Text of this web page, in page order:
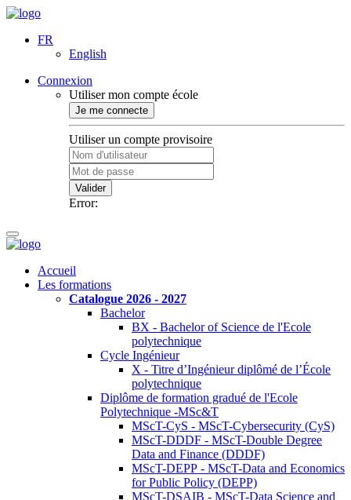
FR
English
Connexion
Utiliser mon compte école
Je me connecte
Utiliser un compte provisoire
Valider
Error:
Accueil
Les formations
Catalogue 2026 - 2027
Bachelor
BX - Bachelor of Science de l'Ecole
polytechnique
Cycle Ingénieur
X - Titre d’Ingénieur diplômé de l’École
polytechnique
Diplôme de formation gradué de l'Ecole
Polytechnique -MSc&T
MScT-CyS - MScT-Cybersecurity (CyS)
MScT-DDDF - MScT-Double Degree
Data and Finance (DDDF)
MScT-DEPP - MScT-Data and Economics
for Public Policy (DEPP)
MScT-DSAIB - MScT-Data Science and